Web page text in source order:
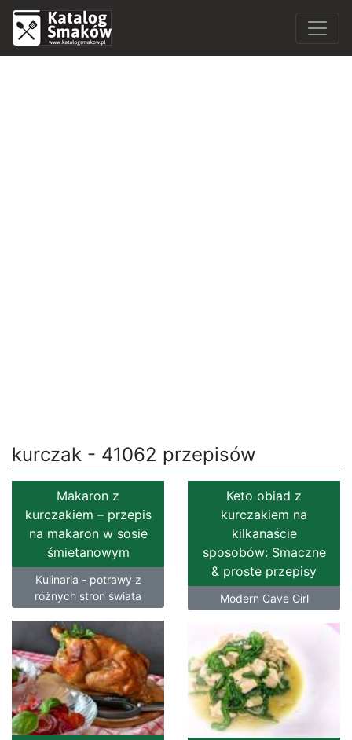
kurczak - 41062 przepisów
Makaron z
kurczakiem – przepis
na makaron w sosie
śmietanowym
Kulinaria - potrawy z
różnych stron świata
Keto obiad z
kurczakiem na
kilkanaście
sposobów: Smaczne
& proste przepisy
Modern Cave Girl